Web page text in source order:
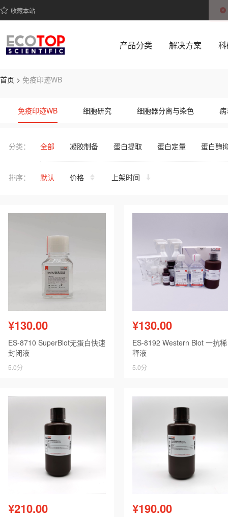
收藏本站
产品分类 解决方案
首页 > 免疫印迹WB
免疫印迹WB
细胞研究 细胞器分离与染色
分类：
全部 凝胶制备 蛋白提取 蛋白定量 蛋白酶
排序： 默认 价格 上架时间
¥130.00
ES-8710 SuperBlot无蛋白快速
封闭液
5.0分
¥130.00
ES-8192 Western Blot 一抗稀
释液
5.0分
¥210.00 ¥190.00